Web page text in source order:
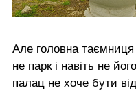
Але головна таємниця
не парк і навіть не
палац не хоче бути